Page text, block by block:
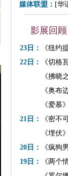
媒体联盟： [华
影展回
23日：
《纽约
22日：
《切格
《拂晓之
《奥布边
《爱慕》
21日：
《密不
《埋伏》
20日：
《疯狗
19日：
《两个